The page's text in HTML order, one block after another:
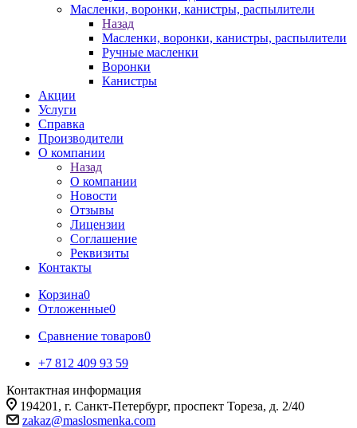
Масленки, воронки, канистры, распылители
Назад
Масленки, воронки, канистры, распылители
Ручные масленки
Воронки
Канистры
Акции
Услуги
Справка
Производители
О компании
Назад
О компании
Новости
Отзывы
Лицензии
Соглашение
Реквизиты
Контакты
Корзина0
Отложенные0
Сравнение товаров0
+7 812 409 93 59
Контактная информация
194201, г. Санкт-Петербург, проспект Тореза, д. 2/40
zakaz@maslosmenka.com